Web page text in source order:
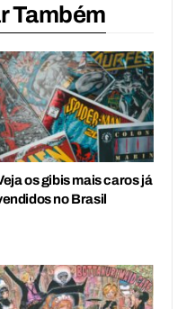
Também
os gibis mais caros já
no Brasil